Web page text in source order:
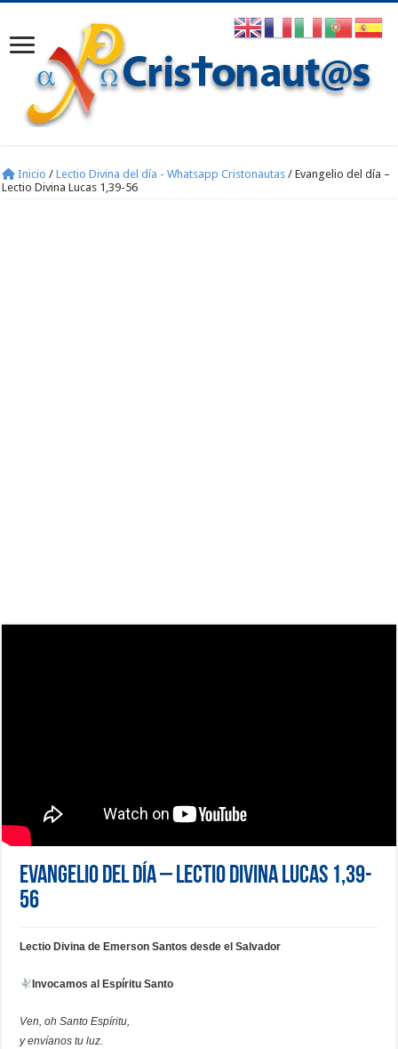
Inicio / Lectio Divina del día - Whatsapp Cristonautas / Evangelio del día –
Lectio Divina Lucas 1,39-56
Evangelio del día – Lectio Divina Lucas 1,39-
56
Lectio Divina de Emerson Santos desde el Salvador
Invocamos al Espíritu Santo
Ven, oh Santo Espíritu,
y envíanos tu luz.